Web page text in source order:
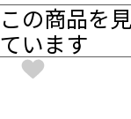
この商品を
ています